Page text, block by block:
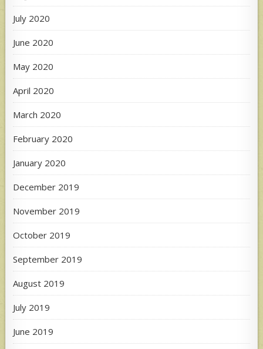
July 2020
June 2020
May 2020
April 2020
March 2020
February 2020
January 2020
December 2019
November 2019
October 2019
September 2019
August 2019
July 2019
June 2019